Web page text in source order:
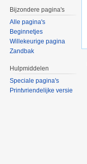
Bijzondere pagina's
Alle pagina's
Beginnetjes
Willekeurige pagina
Zandbak
Hulpmiddelen
Speciale pagina's
Printvriendelijke versie